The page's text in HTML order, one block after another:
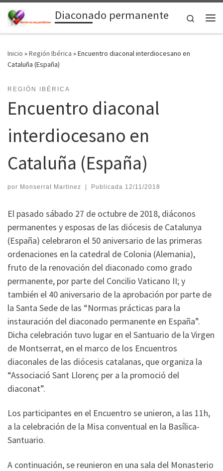
Saltar al contenidoDiaconado permanente
Search
Inicio »Región Ibérica »Encuentro diaconal interdiocesano en
Cataluña (España)
REGIÓN IBÉRICA
Encuentro diaconal
interdiocesano en
Cataluña (España)
por Monserrat Martinez | Publicada 12/11/2018
El pasado sábado 27 de octubre de 2018, diáconos
permanentes y esposas de las diócesis de Catalunya
(España) celebraron el 50 aniversario de las primeras
ordenaciones en la catedral de Colonia (Alemania),
fruto de la renovación del diaconado como grado
permanente, por parte del Concilio Vaticano II; y
también el 40 aniversario de la aprobación por parte de
la Santa Sede de las “Normas prácticas para la
instauración del diaconado permanente en España”.
Dicha celebración tuvo lugar en el Santuario de la Virgen
de Montserrat, en el marco de los Encuentros
diaconales de las diócesis catalanas, que organiza la
“Associació Sant Llorenç per a la promoció del
diaconat”.
Los participantes en el Encuentro se unieron, a las 11h,
a la celebración de la Misa conventual en la Basílica-
Santuario.
A continuación, se reunieron en una sala del Monasterio